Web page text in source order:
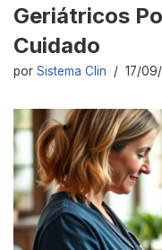
Geriátricos
Cuidado
por Sistema Clin 17/